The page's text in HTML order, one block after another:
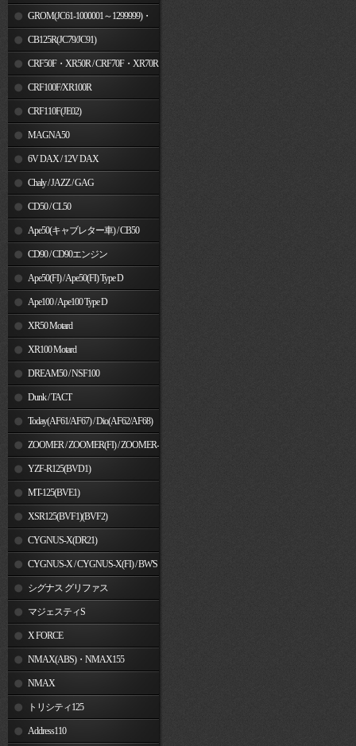
MSX125SF
GROM(JC61-1000001～1299999)・
MSX125CB125R(JC79/JC91)
CRF50F・XR50R / CRF70F・XR70R
CRF100F/XR100R
CRF110F(JE02)
MAGNA50
6V DAX / 12V DAX
Chaly / JAZZ / GAG
CD50 / CL50
Ape50(キャブレター車) / CB50
CD90 / CD90エンジン
Ape50(FI) / Ape50(FI) Type D
Ape100 / Ape100 Type D
XR50 Motard
XR100 Motard
DREAM50 / NSF100
Dunk / TACT
Today(AF61/AF67) / Dio(AF62/AF68)
ZOOMER / ZOOMER(FI) / ZOOMER-
YZF-R125(BVD1)
MT-125(BVE1)
XSR125(BVF1)(BVF2)
CYGNUS-X(DR21)
CYGNUS-X / CYGNUS-X(FI) / BW'S
125 シグナス グリファス
マジェスティS
X FORCE
NMAX(ABS)・NMAX155
NMAX
トリシティ125
Address110